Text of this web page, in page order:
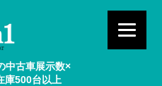
中古車展示数×
庫500台以上